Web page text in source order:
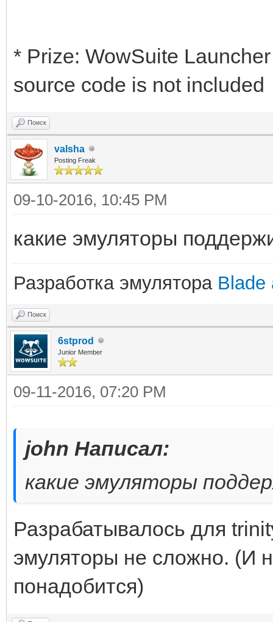
* Prize: WowSuite
source code is not included
Поиск
valsha
Posting Freak
09-10-2016, 10:45 PM
какие эмуляторы
Разработка эмулятора Blade
Поиск
6stprod
Junior Member
09-11-2016, 07:20 PM
john Написал:
какие эмуляторы
Разрабатывалось для
эмуляторы не сложно. (И
понадобится)